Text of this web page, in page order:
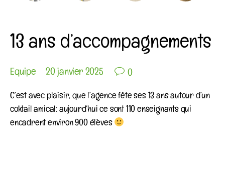
13 ans d’accompagnements
Equipe 20 janvier 2025  0
C’est avec plaisir, que l’agence fête ses 13 ans autour d’un
coktail amical: aujourd’hui ce sont 110 enseignants qui
encadrent environ 900 élèves